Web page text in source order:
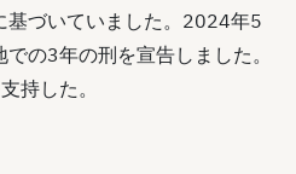
基づいていました。2024年5
の3年の刑を宣告しました。
持した。